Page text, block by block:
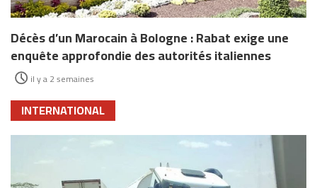
Décès d’un Marocain à Bologne : Rabat exige une
enquête approfondie des autorités italiennes
il y a 2 semaines
INTERNATIONAL